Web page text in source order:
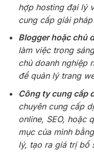
hợp hosting đại lý
cung cấp giải
Blogger hoặc chủ
làm việc trong
chủ doanh nghiệp
để quản lý trang
Công ty cung cấp
chuyên cung cấp
online, SEO, hoặc
mục của mình
lý, tạo ra giá trị bổ